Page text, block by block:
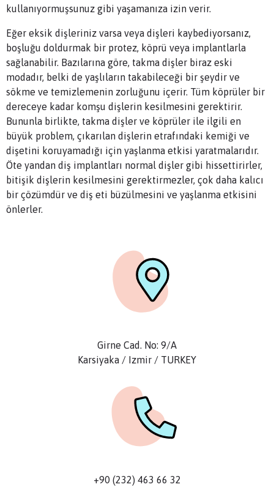
kullanıyormuşsunuz gibi yaşamanıza izin verir.
Eğer eksik dişleriniz varsa veya dişleri kaybediyorsanız,
boşluğu doldurmak bir protez, köprü veya implantlarla
sağlanabilir. Bazılarına göre, takma dişler biraz eski
modadır, belki de yaşlıların takabileceği bir şeydir ve
sökme ve temizlemenin zorluğunu içerir. Tüm köprüler bir
dereceye kadar komşu dişlerin kesilmesini gerektirir.
Bununla birlikte, takma dişler ve köprüler ile ilgili en
büyük problem, çıkarılan dişlerin etrafındaki kemiği ve
dişetini koruyamadığı için yaşlanma etkisi yaratmalarıdır.
Öte yandan diş implantları normal dişler gibi hissettirirler,
bitişik dişlerin kesilmesini gerektirmezler, çok daha kalıcı
bir çözümdür ve diş eti büzülmesini ve yaşlanma etkisini
önlerler.
Girne Cad. No: 9/A
Karsiyaka / Izmir / TURKEY
+90 (232) 463 66 32